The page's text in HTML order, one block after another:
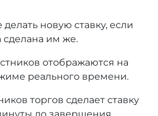
новую ставку, если
сделана им же.
отображаются на
реального времени.
торгов сделает ставку
до завершения